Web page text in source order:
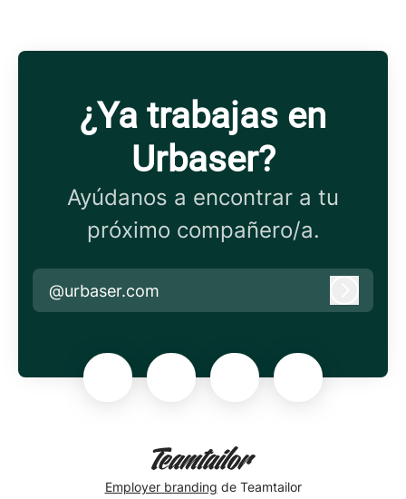
¿Ya trabajas en
Urbaser?
Ayúdanos a encontrar a tu
próximo compañero/a.
@urbaser.com
Employer branding de Teamtailor